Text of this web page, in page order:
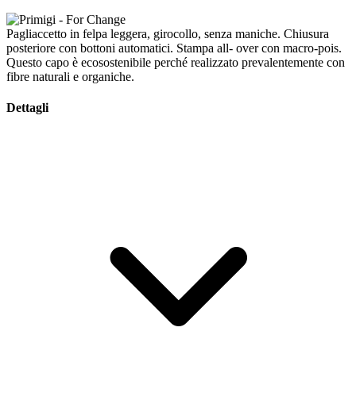
Pagliaccetto in felpa leggera, girocollo, senza maniche. Chiusura
posteriore con bottoni automatici. Stampa all- over con macro-pois.
Questo capo è ecosostenibile perché realizzato prevalentemente con
fibre naturali e organiche.
Dettagli